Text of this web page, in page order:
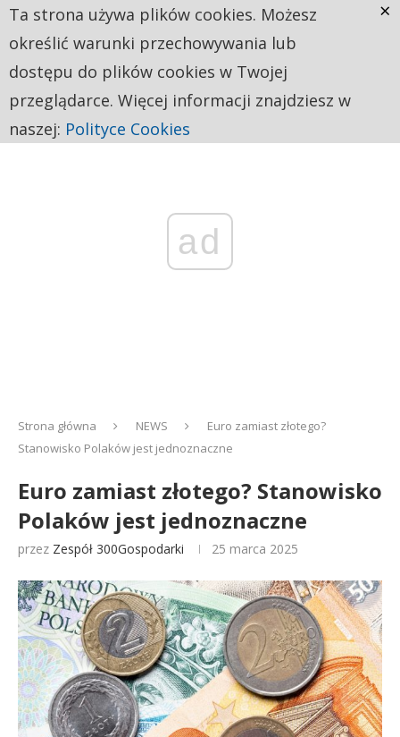
ad
Strona główna NEWS
Euro zamiast złotego?
Stanowisko Polaków jest jednoznaczne
Euro zamiast złotego? Stanowisko
Polaków jest jednoznaczne
przez Zespół 300Gospodarki 25 marca 2025
Ta strona używa plików cookies. Możesz
określić warunki przechowywania lub
dostępu do plików cookies w Twojej
przeglądarce. Więcej informacji znajdziesz w
naszej: Polityce Cookies
×